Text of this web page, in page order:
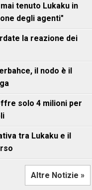
tenuto Lukaku in
degli agenti"
la reazione dei
il nodo è il
solo 4 milioni per
tra Lukaku e il
Altre Notizie »